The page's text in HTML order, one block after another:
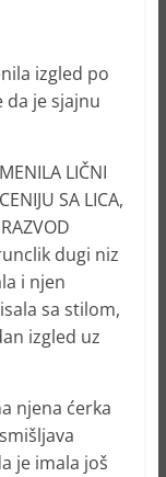
izgled po
da je sjajnu
dugi niz
i njen
sa stilom,
izgled uz
njena ćerka
je imala još